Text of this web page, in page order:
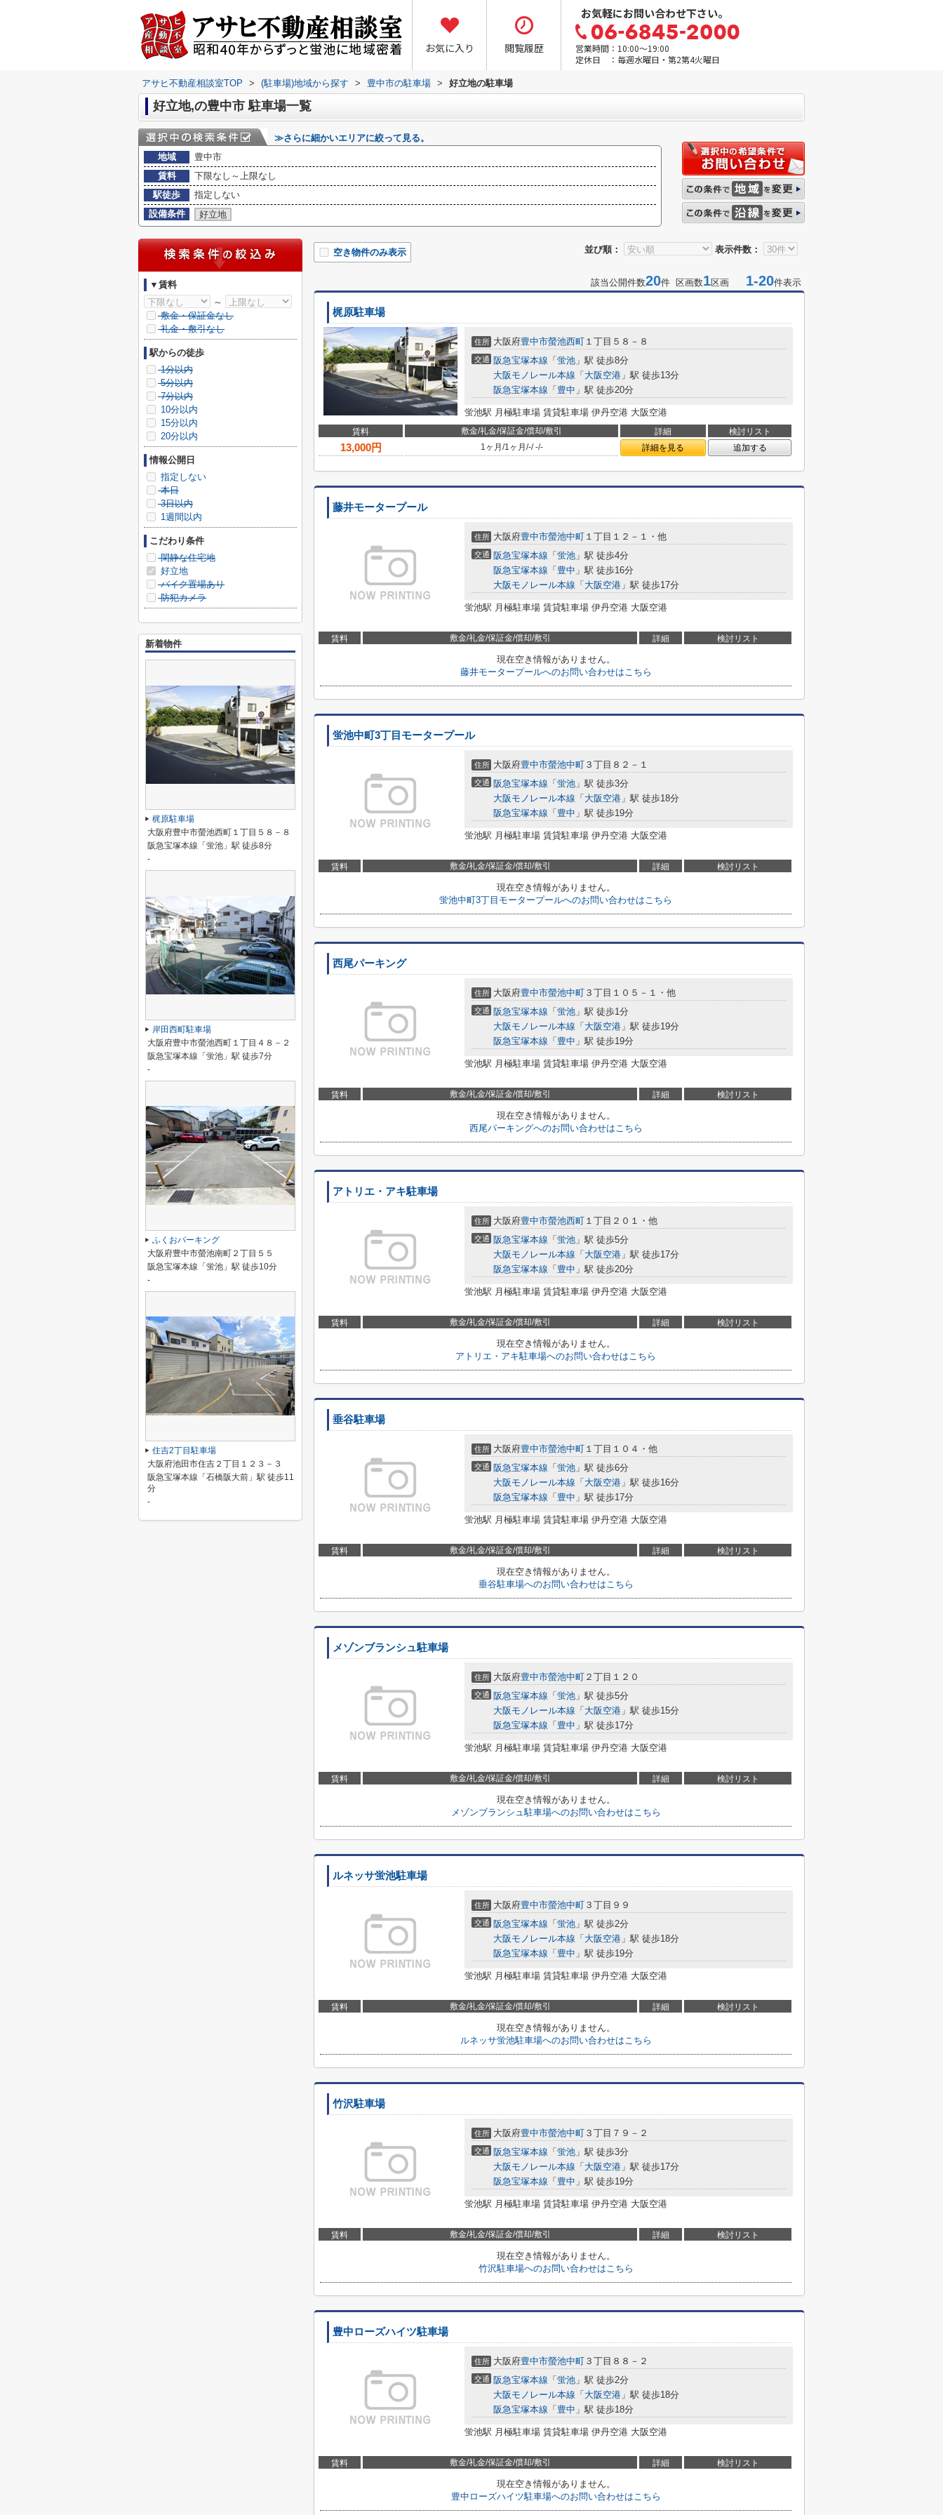
お気に入り 閲覧履歴
お気軽にお問い合わせ下さい。
営業時間：10:00～19:00
定休日 ：毎週水曜日・第2第4火曜日
アサヒ不動産相談室TOP > (駐車場)地域から探す > 豊中市の駐車場 > 好立地の駐車場
好立地,の豊中市 駐車場一覧
≫さらに細かいエリアに絞って見る。
地域
豊中市
賃料
下限なし～上限なし
駅徒歩
指定しない
設備条件
好立地
並び順： 表示件数：
空き物件のみ表示
該当公開件数20件 区画数1区画 1-20件表示
梶原駐車場
住所 大阪府豊中市螢池西町 １丁目５８－８
交通 阪急宝塚本線 「 蛍池 」駅 徒歩8分
大阪モノレール本線 「 大阪空港 」駅 徒歩13分
阪急宝塚本線 「 豊中 」駅 徒歩20分
蛍池駅 月極駐車場 賃貸駐車場 伊丹空港 大阪空港
賃料 敷金/礼金/保証金/償却/敷引 詳細 検討リスト
13,000円 1ヶ月 /1ヶ月 /-/-/- 詳細を見る 追加する
藤井モータープール
住所 大阪府豊中市螢池中町 １丁目１２－１・他
交通 阪急宝塚本線 「 蛍池 」駅 徒歩4分
阪急宝塚本線 「 豊中 」駅 徒歩16分
大阪モノレール本線 「 大阪空港 」駅 徒歩17分
蛍池駅 月極駐車場 賃貸駐車場 伊丹空港 大阪空港
賃料 敷金/礼金/保証金/償却/敷引 詳細 検討リスト
現在空き情報がありません。
藤井モータープールへのお問い合わせはこちら
蛍池中町3丁目モータープール
住所 大阪府豊中市螢池中町 ３丁目８２－１
交通 阪急宝塚本線 「 蛍池 」駅 徒歩3分
大阪モノレール本線 「 大阪空港 」駅 徒歩18分
阪急宝塚本線 「 豊中 」駅 徒歩19分
蛍池駅 月極駐車場 賃貸駐車場 伊丹空港 大阪空港
賃料 敷金/礼金/保証金/償却/敷引 詳細 検討リスト
現在空き情報がありません。
蛍池中町3丁目モータープールへのお問い合わせはこちら
西尾パーキング
住所 大阪府豊中市螢池中町 ３丁目１０５－１・他
交通 阪急宝塚本線 「 蛍池 」駅 徒歩1分
大阪モノレール本線 「 大阪空港 」駅 徒歩19分
阪急宝塚本線 「 豊中 」駅 徒歩19分
蛍池駅 月極駐車場 賃貸駐車場 伊丹空港 大阪空港
賃料 敷金/礼金/保証金/償却/敷引 詳細 検討リスト
現在空き情報がありません。
西尾パーキングへのお問い合わせはこちら
アトリエ・アキ駐車場
住所 大阪府豊中市螢池西町 １丁目２０１・他
交通 阪急宝塚本線 「 蛍池 」駅 徒歩5分
大阪モノレール本線 「 大阪空港 」駅 徒歩17分
阪急宝塚本線 「 豊中 」駅 徒歩20分
蛍池駅 月極駐車場 賃貸駐車場 伊丹空港 大阪空港
賃料 敷金/礼金/保証金/償却/敷引 詳細 検討リスト
現在空き情報がありません。
アトリエ・アキ駐車場へのお問い合わせはこちら
垂谷駐車場
住所 大阪府豊中市螢池中町 １丁目１０４・他
交通 阪急宝塚本線 「 蛍池 」駅 徒歩6分
大阪モノレール本線 「 大阪空港 」駅 徒歩16分
阪急宝塚本線 「 豊中 」駅 徒歩17分
蛍池駅 月極駐車場 賃貸駐車場 伊丹空港 大阪空港
賃料 敷金/礼金/保証金/償却/敷引 詳細 検討リスト
現在空き情報がありません。
垂谷駐車場へのお問い合わせはこちら
メゾンブランシュ駐車場
住所 大阪府豊中市螢池中町 ２丁目１２０
交通 阪急宝塚本線 「 蛍池 」駅 徒歩5分
大阪モノレール本線 「 大阪空港 」駅 徒歩15分
阪急宝塚本線 「 豊中 」駅 徒歩17分
蛍池駅 月極駐車場 賃貸駐車場 伊丹空港 大阪空港
賃料 敷金/礼金/保証金/償却/敷引 詳細 検討リスト
現在空き情報がありません。
メゾンブランシュ駐車場へのお問い合わせはこちら
ルネッサ蛍池駐車場
住所 大阪府豊中市螢池中町 ３丁目９９
交通 阪急宝塚本線 「 蛍池 」駅 徒歩2分
大阪モノレール本線 「 大阪空港 」駅 徒歩18分
阪急宝塚本線 「 豊中 」駅 徒歩19分
蛍池駅 月極駐車場 賃貸駐車場 伊丹空港 大阪空港
賃料 敷金/礼金/保証金/償却/敷引 詳細 検討リスト
現在空き情報がありません。
ルネッサ蛍池駐車場へのお問い合わせはこちら
竹沢駐車場
住所 大阪府豊中市螢池中町 ３丁目７９－２
交通 阪急宝塚本線 「 蛍池 」駅 徒歩3分
大阪モノレール本線 「 大阪空港 」駅 徒歩17分
阪急宝塚本線 「 豊中 」駅 徒歩19分
蛍池駅 月極駐車場 賃貸駐車場 伊丹空港 大阪空港
賃料 敷金/礼金/保証金/償却/敷引 詳細 検討リスト
現在空き情報がありません。
竹沢駐車場へのお問い合わせはこちら
豊中ローズハイツ駐車場
住所 大阪府豊中市螢池中町 ３丁目８８－２
交通 阪急宝塚本線 「 蛍池 」駅 徒歩2分
大阪モノレール本線 「 大阪空港 」駅 徒歩18分
阪急宝塚本線 「 豊中 」駅 徒歩18分
蛍池駅 月極駐車場 賃貸駐車場 伊丹空港 大阪空港
賃料 敷金/礼金/保証金/償却/敷引 詳細 検討リスト
現在空き情報がありません。
豊中ローズハイツ駐車場へのお問い合わせはこちら
▼賃料
～
敷金・保証金なし
礼金・敷引なし
駅からの徒歩
1分以内
5分以内
7分以内
10分以内
15分以内
20分以内
情報公開日
指定しない
本日
3日以内
1週間以内
こだわり条件
閑静な住宅地
好立地
バイク置場あり
防犯カメラ
新着物件
梶原駐車場
大阪府豊中市螢池西町１丁目５８－８
阪急宝塚本線「蛍池」駅 徒歩8分
-
岸田西町駐車場
大阪府豊中市螢池西町１丁目４８－２
阪急宝塚本線「蛍池」駅 徒歩7分
-
ふくおパーキング
大阪府豊中市螢池南町２丁目５５
阪急宝塚本線「蛍池」駅 徒歩10分
-
住吉2丁目駐車場
大阪府池田市住吉２丁目１２３－３
阪急宝塚本線「石橋阪大前」駅 徒歩11
分
-